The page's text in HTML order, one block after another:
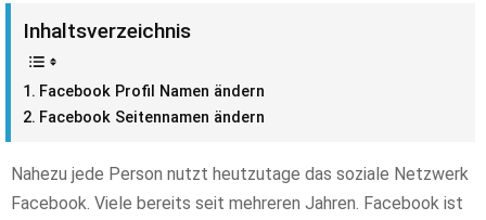
Inhaltsverzeichnis
Facebook Profil Namen ändern
Facebook Seitennamen ändern
Nahezu jede Person nutzt heutzutage das soziale Netzwerk
Facebook. Viele bereits seit mehreren Jahren. Facebook ist